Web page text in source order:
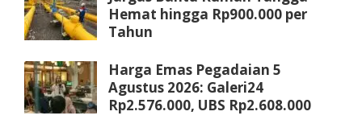
Hemat hingga Rp900.000 per
Tahun
Harga Emas Pegadaian 5
Agustus 2026: Galeri24
Rp2.576.000, UBS Rp2.608.000